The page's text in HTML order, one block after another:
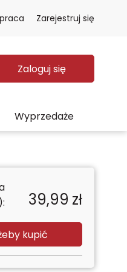
Zarejestruj się
Zaloguj się
Wyprzedaże
39,99 zł
kupić